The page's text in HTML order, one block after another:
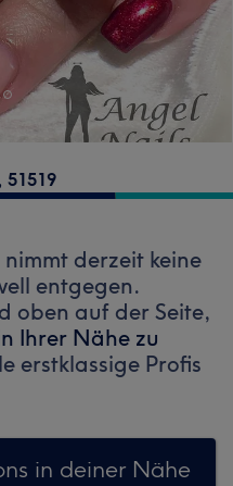
51519
derzeit keine
entgegen.
oben auf der Seite,
Ihrer Nähe zu
erstklassige Profis
in deiner Nähe